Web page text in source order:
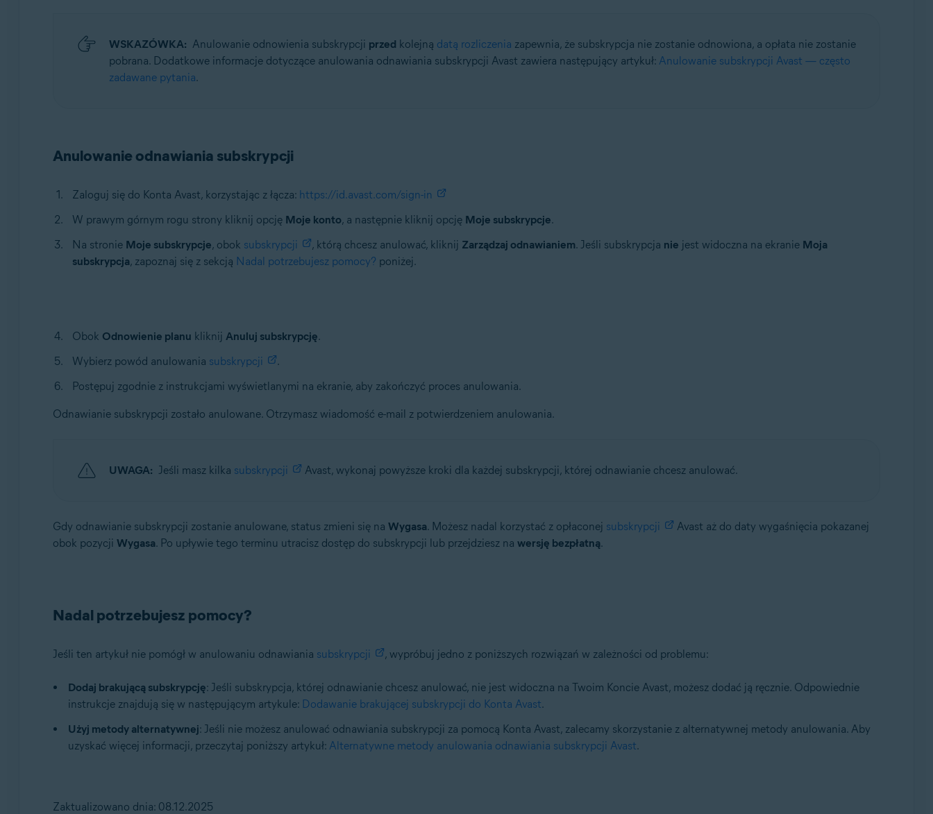
WSKAZÓWKA: Anulowanie odnowienia subskrypcji przed kolejną datą rozliczenia zapewnia, że subskrypcja nie zostanie odnowiona, a opłata nie zostanie
pobrana. Dodatkowe informacje dotyczące anulowania odnawiania subskrypcji Avast zawiera następujący artykuł: Anulowanie subskrypcji Avast — często
zadawane pytania.
Anulowanie odnawiania subskrypcji
Zaloguj się do Konta Avast, korzystając z łącza: https://id.avast.com/sign-in
W prawym górnym rogu strony kliknij opcję Moje konto, a następnie kliknij opcję Moje subskrypcje.
Na stronie Moje subskrypcje, obok subskrypcji , którą chcesz anulować, kliknij Zarządzaj odnawianiem. Jeśli subskrypcja nie jest widoczna na ekranie Moja
subskrypcja, zapoznaj się z sekcją Nadal potrzebujesz pomocy? poniżej.
Obok Odnowienie planu kliknij Anuluj subskrypcję.
Wybierz powód anulowania subskrypcji
.
Postępuj zgodnie z instrukcjami wyświetlanymi na ekranie, aby zakończyć proces anulowania.
Odnawianie subskrypcji zostało anulowane. Otrzymasz wiadomość e-mail z potwierdzeniem anulowania.
UWAGA: Jeśli masz kilka subskrypcji Avast, wykonaj powyższe kroki dla każdej subskrypcji, której odnawianie chcesz anulować.
Gdy odnawianie subskrypcji zostanie anulowane, status zmieni się na Wygasa. Możesz nadal korzystać z opłaconej subskrypcji
Avast aż do daty wygaśnięcia pokazanej
obok pozycji Wygasa. Po upływie tego terminu utracisz dostęp do subskrypcji lub przejdziesz na wersję bezpłatną.
Nadal potrzebujesz pomocy?
Jeśli ten artykuł nie pomógł w anulowaniu odnawiania subskrypcji , wypróbuj jedno z poniższych rozwiązań w zależności od problemu:
Dodaj brakującą subskrypcję: Jeśli subskrypcja, której odnawianie chcesz anulować, nie jest widoczna na Twoim Koncie Avast, możesz dodać ją ręcznie. Odpowiednie
instrukcje znajdują się w następującym artykule: Dodawanie brakującej subskrypcji do Konta Avast.
Użyj metody alternatywnej: Jeśli nie możesz anulować odnawiania subskrypcji za pomocą Konta Avast, zalecamy skorzystanie z alternatywnej metody anulowania. Aby
uzyskać więcej informacji, przeczytaj poniższy artykuł: Alternatywne metody anulowania odnawiania subskrypcji Avast.
Zaktualizowano dnia: 08.12.2025